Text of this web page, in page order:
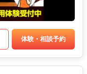
体験・相談予約